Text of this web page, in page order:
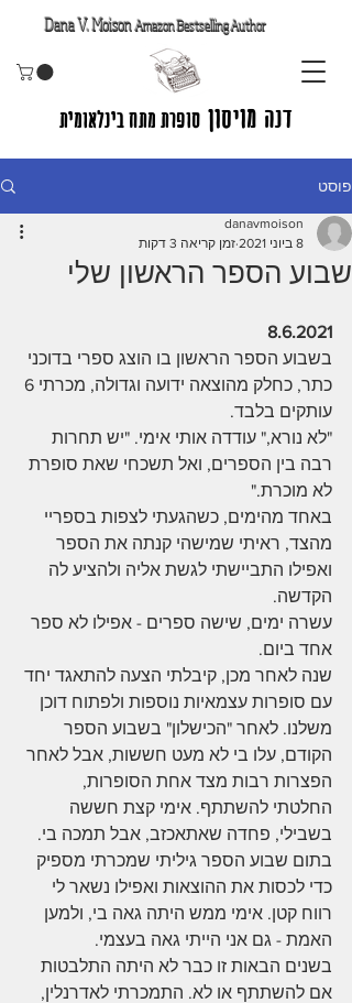
Dana V. MoisonAmazon Bestselling Author
דנה מויסון סופרת מתח בינלאומית
פוסט
שבוע הספר הראשון שלי
danavmoison
8 ביוני 2021
זמן קריאה 3 דקות
8.6.2021
בשבוע הספר הראשון בו הוצג ספרי בדוכני
עותקים בלבד.
"לא נורא," עודדה אותי אימי. "יש תחרות
רבה בין הספרים, ואל תשכחי שאת סופרת
לא מוכרת."
באחד מהימים, כשהגעתי לצפות בספריי
מהצד, ראיתי שמישהי קנתה את הספר
ואפילו התביישתי לגשת אליה ולהציע לה
הקדשה.
עשרה ימים, שישה ספרים - אפילו לא ספר
אחד ביום.
שנה לאחר מכן, קיבלתי הצעה להתאגד יחד
עם סופרות עצמאיות נוספות ולפתוח דוכן
משלנו. לאחר "הכישלון" בשבוע הספר
הקודם, עלו בי לא מעט חששות, אבל לאחר
הפצרות רבות מצד אחת הסופרות,
החלטתי להשתתף. אימי קצת חששה
בשבילי, פחדה שאתאכזב, אבל תמכה בי.
בתום שבוע הספר גיליתי שמכרתי מספיק
כדי לכסות את ההוצאות ואפילו נשאר לי
רווח קטן. אימי ממש היתה גאה בי, ולמען
האמת - גם אני הייתי גאה בעצמי.
בשנים הבאות זו כבר לא היתה התלבטות
אם להשתתף או לא. התמכרתי לאדרנלין,